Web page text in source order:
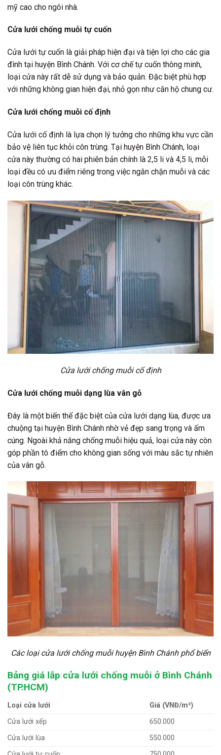
mỹ cao cho ngôi nhà.
Cửa lưới chống muỗi tự cuốn
Cửa lưới tự cuốn là giải pháp hiện đại và tiện lợi cho các gia
đình tại huyện Bình Chánh. Với cơ chế tự cuốn thông minh,
loại cửa này rất dễ sử dụng và bảo quản. Đặc biệt phù hợp
với những không gian hiện đại, nhỏ gọn như căn hộ chung cư.
Cửa lưới chống muỗi cố định
Cửa lưới cố định là lựa chọn lý tưởng cho những khu vực cần
bảo vệ liên tục khỏi côn trùng. Tại huyện Bình Chánh, loại
cửa này thường có hai phiên bản chính là 2,5 li và 4,5 li, mỗi
loại đều có ưu điểm riêng trong việc ngăn chặn muỗi và các
loại côn trùng khác.
Cửa lưới chống muỗi cố định
Cửa lưới chống muỗi dạng lùa vân gỗ
Đây là một biến thể đặc biệt của cửa lưới dạng lùa, được ưa
chuộng tại huyện Bình Chánh nhờ vẻ đẹp sang trọng và ấm
cúng. Ngoài khả năng chống muỗi hiệu quả, loại cửa này còn
góp phần tô điểm cho không gian sống với màu sắc tự nhiên
của vân gỗ.
Các loại cửa lưới chống muỗi huyện Bình Chánh phổ biến
Bảng giá lắp cửa lưới chống muỗi ở Bình Chánh
(TP.HCM)
Loại cửa lưới
Giá (VNĐ/m²)
Cửa lưới xếp
650.000
Cửa lưới lùa
550.000